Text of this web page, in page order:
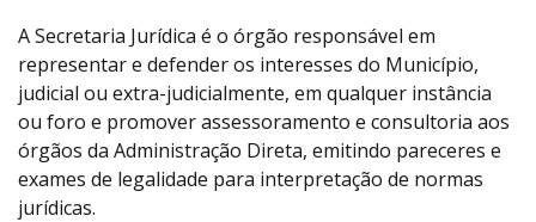
A Secretaria Jurídica é o órgão responsável em
representar e defender os interesses do Município,
judicial ou extra-judicialmente, em qualquer instância
ou foro e promover assessoramento e consultoria aos
órgãos da Administração Direta, emitindo pareceres e
exames de legalidade para interpretação de normas
jurídicas.